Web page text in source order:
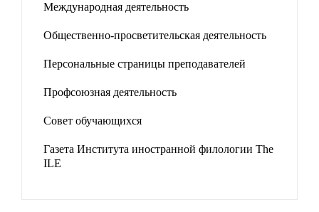
Международная деятельность
Общественно-просветительская деятельность
Персональные страницы преподавателей
Профсоюзная деятельность
Совет обучающихся
Газета Института иностранной филологии The
ILE